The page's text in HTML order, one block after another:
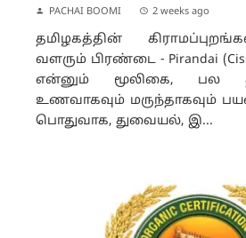
PACHAI BOOMI 2 weeks ago
தமிழகத்தின்
வளரும் பிரண்டை - Pirandai
என்னும் மூலிகை, பல
உணவாகவும் மருந்தாகவும்
பொதுவாக, துவையல், இ...